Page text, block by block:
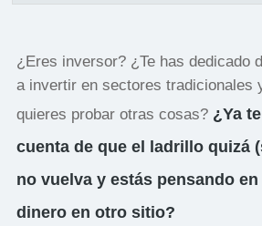
¿Eres inversor? ¿Te has dedicado
a invertir en sectores tradicionales
quieres probar otras cosas? ¿Ya
cuenta de que el ladrillo quizá
no vuelva y estás pensando
dinero en otro sitio?